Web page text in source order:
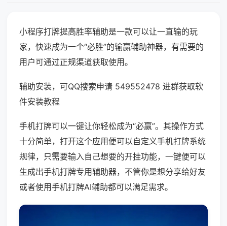
小程序打牌提高胜率辅助是一款可以让一直输的玩
家，快速成为一个“必胜”的输赢辅助神器，有需要的
用户可通过正规渠道获取使用。
辅助安装，可QQ搜索申请 549552478 进群获取软
件安装教程
手机打牌可以一键让你轻松成为“必赢”。其操作方式
十分简单，打开这个应用便可以自定义手机打牌系统
规律，只需要输入自己想要的开挂功能，一键便可以
生成出手机打牌专用辅助器，不管你是想分享给好友
或者使用手机打牌AI辅助都可以满足需求。